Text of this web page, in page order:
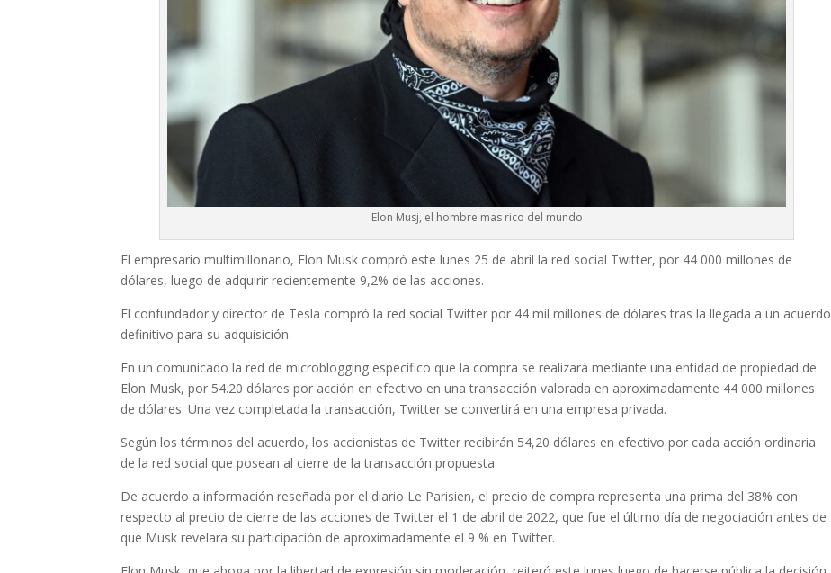
Elon Musj, el hombre mas rico del mundo
El empresario multimillonario, Elon Musk compró este lunes 25 de abril la red social Twitter, por 44 000 millones de
dólares, luego de adquirir recientemente 9,2% de las acciones.
El confundador y director de Tesla compró la red social Twitter por 44 mil millones de dólares tras la llegada a un acuerdo
definitivo para su adquisición.
En un comunicado la red de microblogging específico que la compra se realizará mediante una entidad de propiedad de
Elon Musk, por 54.20 dólares por acción en efectivo en una transacción valorada en aproximadamente 44 000 millones
de dólares. Una vez completada la transacción, Twitter se convertirá en una empresa privada.
Según los términos del acuerdo, los accionistas de Twitter recibirán 54,20 dólares en efectivo por cada acción ordinaria
de la red social que posean al cierre de la transacción propuesta.
De acuerdo a información reseñada por el diario Le Parisien, el precio de compra representa una prima del 38% con
respecto al precio de cierre de las acciones de Twitter el 1 de abril de 2022, que fue el último día de negociación antes de
que Musk revelara su participación de aproximadamente el 9 % en Twitter.